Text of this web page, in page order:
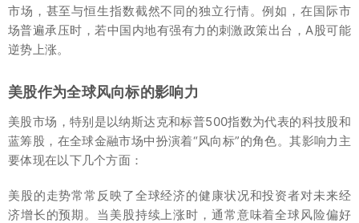
市场，甚至与恒生指数截然不同的独立行情。例如，在国际市
场普遍承压时，若中国内地有强有力的刺激政策出台，A股可能
逆势上涨。
美股作为全球风向标的影响力
美股市场，特别是以纳斯达克和标普500指数为代表的科技股和
蓝筹股，在全球金融市场中扮演着“风向标”的角色。其影响力主
要体现在以下几个方面：
美股的走势常常反映了全球经济的健康状况和投资者对未来经
济增长的预期。当美股持续上涨时，通常意味着全球风险偏好